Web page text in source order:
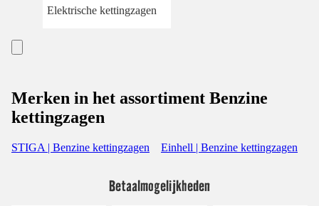
Elektrische kettingzagen
Merken in het assortiment Benzine
kettingzagen
STIGA | Benzine kettingzagen Einhell | Benzine kettingzagen
Betaalmogelijkheden